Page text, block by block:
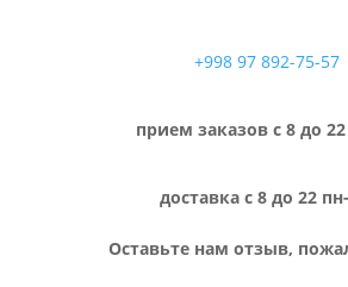
+998 97 892-75-57
прием заказов с 8 до
доставка с 8 до 22
Оставьте нам отзыв,